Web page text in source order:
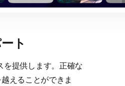
ト
提供します。正確な
えることができま